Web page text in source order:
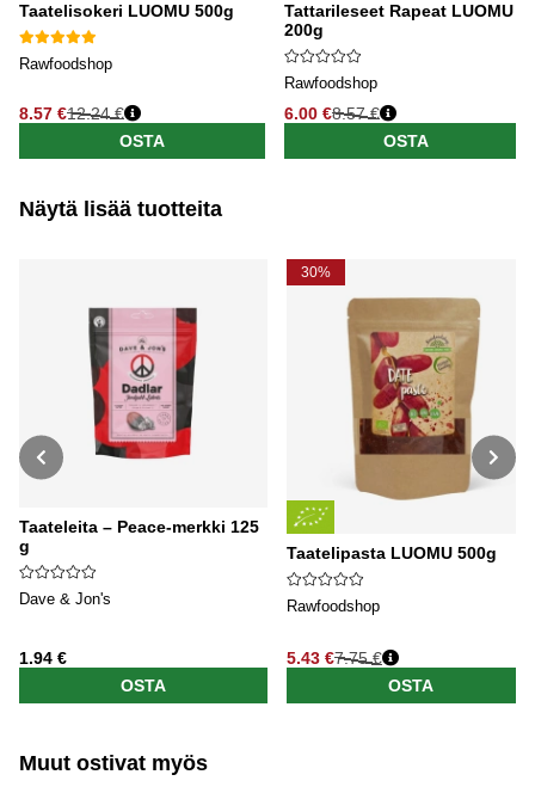
Taatelisokeri LUOMU 500g
Rawfoodshop
8.57 €12.24 €
OSTA
Tattarileseet Rapeat LUOMU
200g
Rawfoodshop
6.00 €8.57 €
OSTA
Näytä lisää tuotteita
Taateleita – Peace-merkki 125
g
Dave & Jon's
1.94 €
OSTA
30%
Taatelipasta LUOMU 500g
Rawfoodshop
5.43 €
Normaali hinta
7.75 €
OSTA
Muut ostivat myös